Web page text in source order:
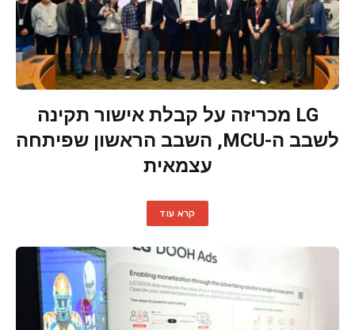
LG מכריזה על קבלת אישור תקינה
לשבב ה-MCU, השבב הראשון שפיתחה
עצמאית
קרא עוד